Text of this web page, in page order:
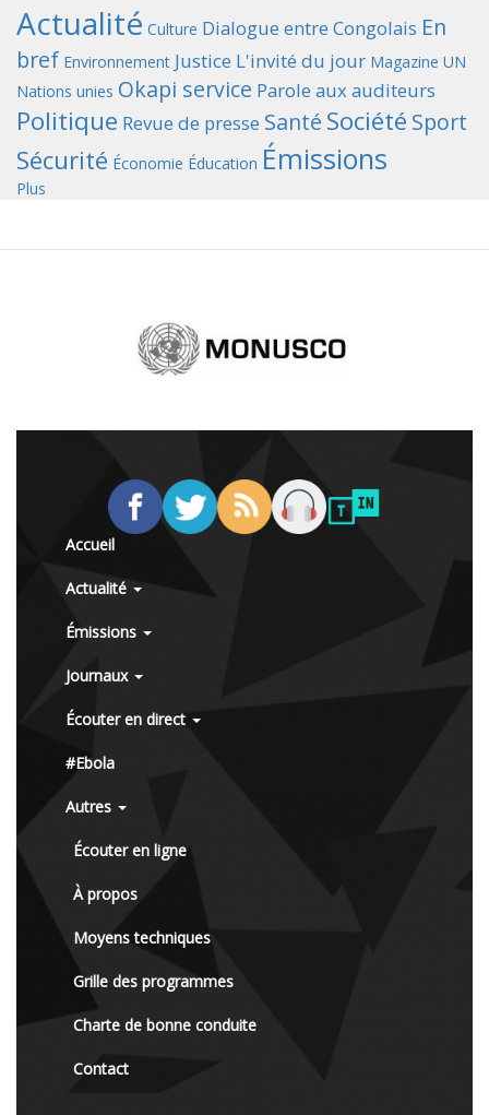
Actualité Culture Dialogue entre Congolais En
bref Environnement Justice L'invité du jour Magazine UN
Nations unies Okapi service Parole aux auditeurs
Politique Revue de presse Santé Société Sport
Sécurité Économie Éducation Émissions
Plus
Accueil
Actualité
Émissions
Journaux
Écouter en direct
#Ebola
Autres
Écouter en ligne
À propos
Moyens techniques
Grille des programmes
Charte de bonne conduite
Contact